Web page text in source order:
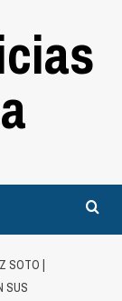
SOTO |
SUS